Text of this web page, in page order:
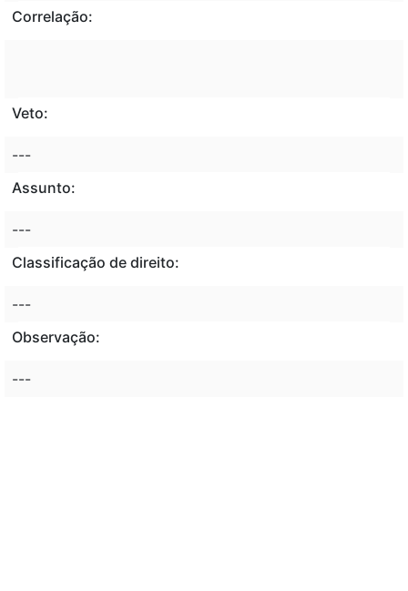
Correlação:
Veto:
---
Assunto:
---
Classificação de direito:
---
Observação:
---